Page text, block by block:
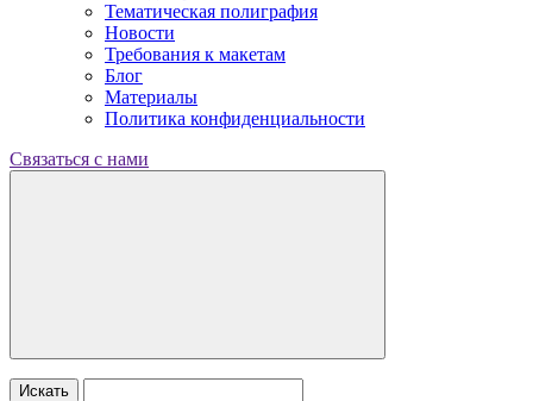
Тематическая полиграфия
Новости
Требования к макетам
Блог
Материалы
Политика конфиденциальности
Связаться с нами
Искать